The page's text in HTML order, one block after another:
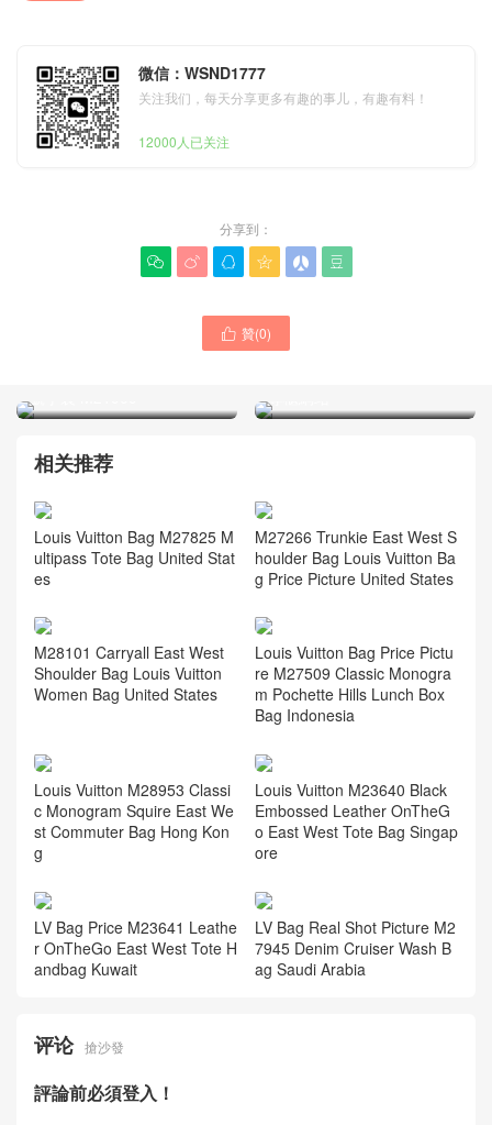
微信：WSND1777
关注我们，每天分享更多有趣的事儿，有趣有料！
12000人已关注
分享到：
     
 贊(0)
LV路易威登Thailand官網專
M24255 HAND IT ALL 小號
相关推荐
Louis Vuitton Bag M27825 M
ultipass Tote Bag United Stat
es
M27266 Trunkie East West S
houlder Bag Louis Vuitton Ba
g Price Picture United States
M28101 Carryall East West
Shoulder Bag Louis Vuitton
Women Bag United States
Louis Vuitton Bag Price Pictu
re M27509 Classic Monogra
m Pochette Hills Lunch Box
Bag Indonesia
Louis Vuitton M28953 Classi
c Monogram Squire East We
st Commuter Bag Hong Kon
g
Louis Vuitton M23640 Black
Embossed Leather OnTheG
o East West Tote Bag Singap
ore
LV Bag Price M23641 Leathe
r OnTheGo East West Tote H
andbag Kuwait
LV Bag Real Shot Picture M2
7945 Denim Cruiser Wash B
ag Saudi Arabia
评论 搶沙發
評論前必須登入！